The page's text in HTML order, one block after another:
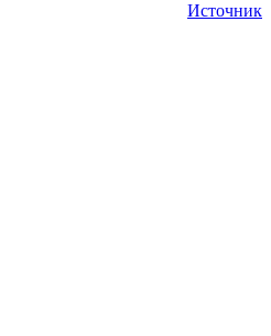
Источник